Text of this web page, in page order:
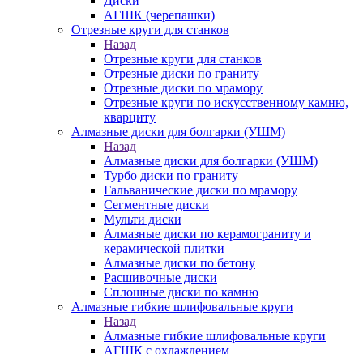
АГШК (черепашки)
Отрезные круги для станков
Назад
Отрезные круги для станков
Отрезные диски по граниту
Отрезные диски по мрамору
Отрезные круги по искусственному камню,
кварциту
Алмазные диски для болгарки (УШМ)
Назад
Алмазные диски для болгарки (УШМ)
Турбо диски по граниту
Гальванические диски по мрамору
Сегментные диски
Мульти диски
Алмазные диски по керамограниту и
керамической плитки
Алмазные диски по бетону
Расшивочные диски
Сплошные диски по камню
Алмазные гибкие шлифовальные круги
Назад
Алмазные гибкие шлифовальные круги
АГШК с охлаждением